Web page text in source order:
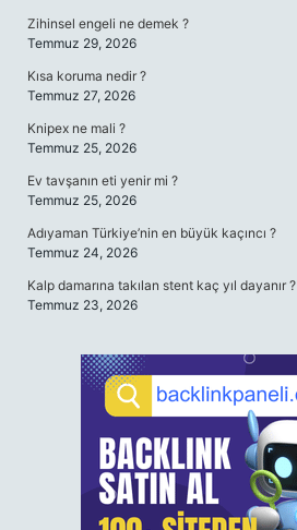
Zihinsel engeli ne demek ?
Temmuz 29, 2026
Kısa koruma nedir ?
Temmuz 27, 2026
Knipex ne mali ?
Temmuz 25, 2026
Ev tavşanın eti yenir mi ?
Temmuz 25, 2026
Adıyaman Türkiye’nin en büyük kaçıncı ?
Temmuz 24, 2026
Kalp damarına takılan stent kaç yıl dayanır ?
Temmuz 23, 2026